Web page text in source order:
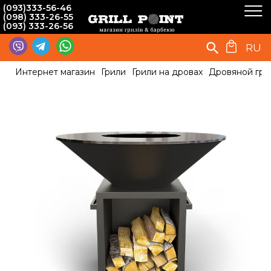
(093)333-56-46
(098) 333-26-55
(093) 333-26-56
RU
Интернет магазин Грили Грили на дровах Дровяной